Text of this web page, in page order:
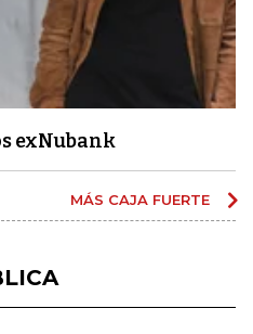
exNubank
MÁS CAJA FUERTE